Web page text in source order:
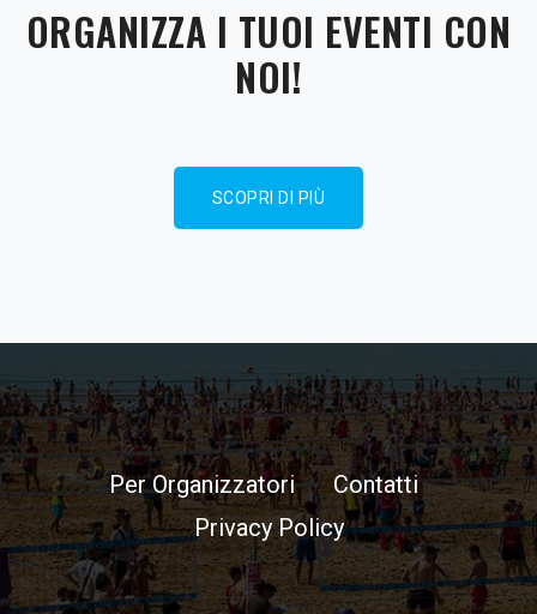
ORGANIZZA I TUOI EVENTI CON
NOI!
SCOPRI DI PIÙ
Per Organizzatori
Contatti
Privacy Policy